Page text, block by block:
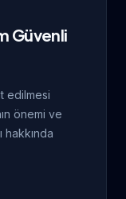
Güvenli
edilmesi
önemi ve
hakkında